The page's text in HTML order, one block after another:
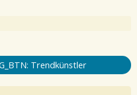
Trendkünstler